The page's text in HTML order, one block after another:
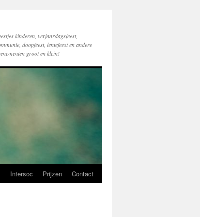
kinderen, verjaardagsfeest,
doopfeest, lentefeest en andere
groot en klein!
Intersoc Prijzen Contact